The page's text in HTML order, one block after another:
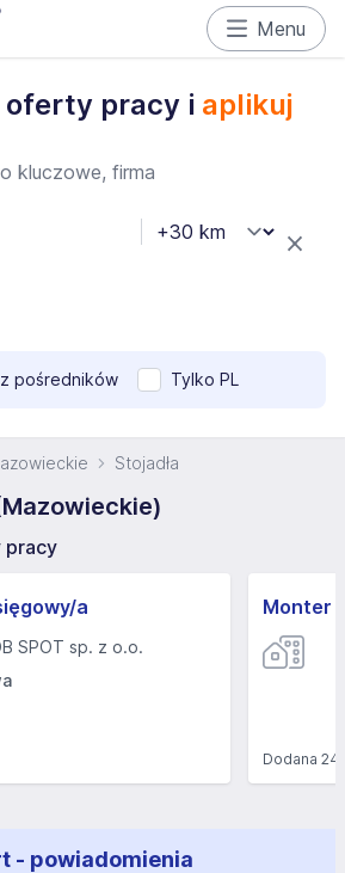
Menu
oferty pracy i aplikuj
pośredników Tylko PL
Stojadła
pracy
a
SPOT sp. z o.o.
Monter
Dodana24
- powiadomienia